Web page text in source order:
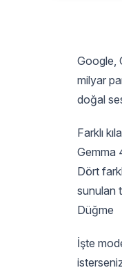
Google,
milyar
doğal
Farklı
Gemma
Dört
sunulan
Düğme
İşte